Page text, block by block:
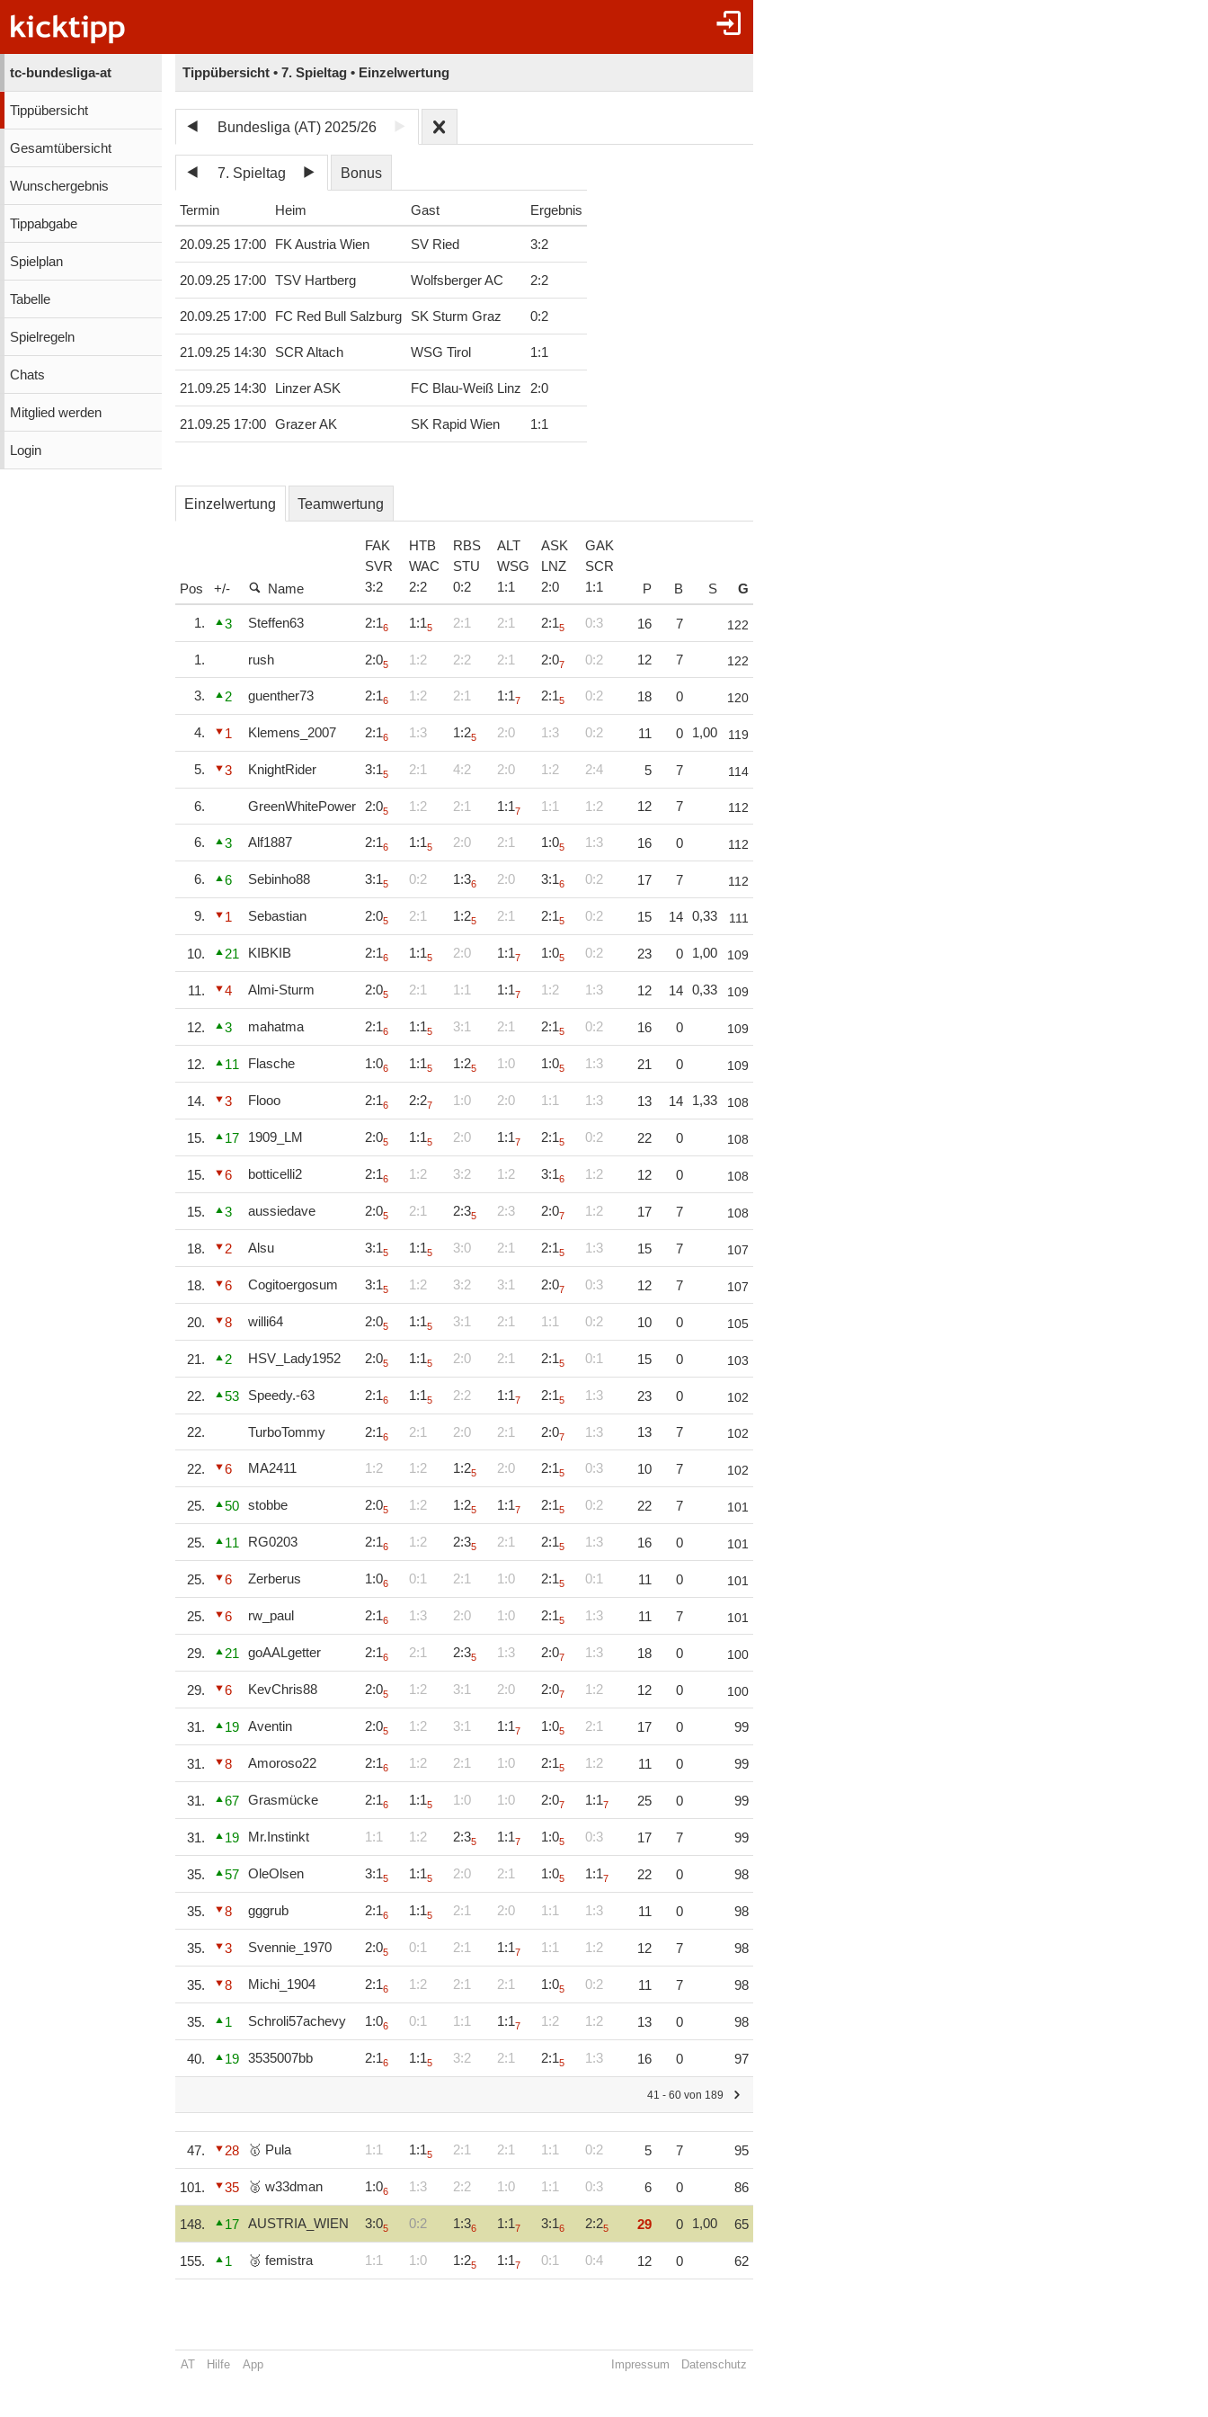
tc-bundesliga-at
Tippübersicht
Gesamtübersicht
Wunschergebnis
Tippabgabe
Spielplan
Tabelle
Spielregeln
Chats
Mitglied werden
Login
Tippübersicht • 7. Spieltag • Einzelwertung
Bundesliga (AT) 2025/26
7. Spieltag Bonus
Termin Heim Gast Ergebnis
20.09.25 17:00 FK Austria Wien SV Ried 3:2
20.09.25 17:00 TSV Hartberg Wolfsberger AC 2:2
20.09.25 17:00 FC Red Bull Salzburg SK Sturm Graz 0:2
21.09.25 14:30 SCR Altach WSG Tirol 1:1
21.09.25 14:30 Linzer ASK FC Blau-Weiß Linz 2:0
21.09.25 17:00 Grazer AK SK Rapid Wien 1:1
Einzelwertung Teamwertung
Pos +/- Name
FAK
SVR
3:2
HTB
WAC
2:2
RBS
STU
0:2
ALT
WSG
1:1
ASK
LNZ
2:0
GAK
SCR
1:1 P B S G
1. 3 Steffen63 2:16 1:15 2:1 2:1 2:15 0:3 16 7 122
1. rush 2:05 1:2 2:2 2:1 2:07 0:2 12 7 122
3. 2 guenther73 2:16 1:2 2:1 1:17 2:15 0:2 18 0 120
4. 1 Klemens_2007 2:16 1:3 1:25 2:0 1:3 0:2 11 0 1,00 119
5. 3 KnightRider 3:15 2:1 4:2 2:0 1:2 2:4 5 7 114
6. GreenWhitePower 2:05 1:2 2:1 1:17 1:1 1:2 12 7 112
6. 3 Alf1887 2:16 1:15 2:0 2:1 1:05 1:3 16 0 112
6. 6 Sebinho88 3:15 0:2 1:36 2:0 3:16 0:2 17 7 112
9. 1 Sebastian 2:05 2:1 1:25 2:1 2:15 0:2 15 14 0,33 111
10. 21 KIBKIB 2:16 1:15 2:0 1:17 1:05 0:2 23 0 1,00 109
11. 4 Almi-Sturm 2:05 2:1 1:1 1:17 1:2 1:3 12 14 0,33 109
12. 3 mahatma 2:16 1:15 3:1 2:1 2:15 0:2 16 0 109
12. 11 Flasche 1:06 1:15 1:25 1:0 1:05 1:3 21 0 109
14. 3 Flooo 2:16 2:27 1:0 2:0 1:1 1:3 13 14 1,33 108
15. 17 1909_LM 2:05 1:15 2:0 1:17 2:15 0:2 22 0 108
15. 6 botticelli2 2:16 1:2 3:2 1:2 3:16 1:2 12 0 108
15. 3 aussiedave 2:05 2:1 2:35 2:3 2:07 1:2 17 7 108
18. 2 Alsu 3:15 1:15 3:0 2:1 2:15 1:3 15 7 107
18. 6 Cogitoergosum 3:15 1:2 3:2 3:1 2:07 0:3 12 7 107
20. 8 willi64 2:05 1:15 3:1 2:1 1:1 0:2 10 0 105
21. 2 HSV_Lady1952 2:05 1:15 2:0 2:1 2:15 0:1 15 0 103
22. 53 Speedy.-63 2:16 1:15 2:2 1:17 2:15 1:3 23 0 102
22. TurboTommy 2:16 2:1 2:0 2:1 2:07 1:3 13 7 102
22. 6 MA2411 1:2 1:2 1:25 2:0 2:15 0:3 10 7 102
25. 50 stobbe 2:05 1:2 1:25 1:17 2:15 0:2 22 7 101
25. 11 RG0203 2:16 1:2 2:35 2:1 2:15 1:3 16 0 101
25. 6 Zerberus 1:06 0:1 2:1 1:0 2:15 0:1 11 0 101
25. 6 rw_paul 2:16 1:3 2:0 1:0 2:15 1:3 11 7 101
29. 21 goAALgetter 2:16 2:1 2:35 1:3 2:07 1:3 18 0 100
29. 6 KevChris88 2:05 1:2 3:1 2:0 2:07 1:2 12 0 100
31. 19 Aventin 2:05 1:2 3:1 1:17 1:05 2:1 17 0 99
31. 8 Amoroso22 2:16 1:2 2:1 1:0 2:15 1:2 11 0 99
31. 67 Grasmücke 2:16 1:15 1:0 1:0 2:07 1:17 25 0 99
31. 19 Mr.Instinkt 1:1 1:2 2:35 1:17 1:05 0:3 17 7 99
35. 57 OleOlsen 3:15 1:15 2:0 2:1 1:05 1:17 22 0 98
35. 8 gggrub 2:16 1:15 2:1 2:0 1:1 1:3 11 0 98
35. 3 Svennie_1970 2:05 0:1 2:1 1:17 1:1 1:2 12 7 98
35. 8 Michi_1904 2:16 1:2 2:1 2:1 1:05 0:2 11 7 98
35. 1 Schroli57achevy 1:06 0:1 1:1 1:17 1:2 1:2 13 0 98
40. 19 3535007bb 2:16 1:15 3:2 2:1 2:15 1:3 16 0 97
41 - 60 von 189
47. 28 🥇 Pula 1:1 1:15 2:1 2:1 1:1 0:2 5 7 95
101. 35 🥈 w33dman 1:06 1:3 2:2 1:0 1:1 0:3 6 0 86
148. 17 AUSTRIA_WIEN 3:05 0:2 1:36 1:1 7 3:1 6 2:25 29 0 1,00 65
155. 1 🥉 femistra 1:1 1:0 1:25 1:17 0:1 0:4 12 0 62
AT Hilfe App Impressum Datenschutz